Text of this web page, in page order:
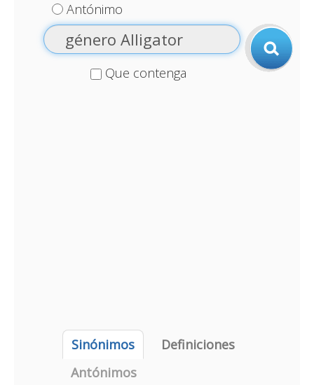
Antónimo
Que contenga
Sinónimos
Definiciones
Antónimos